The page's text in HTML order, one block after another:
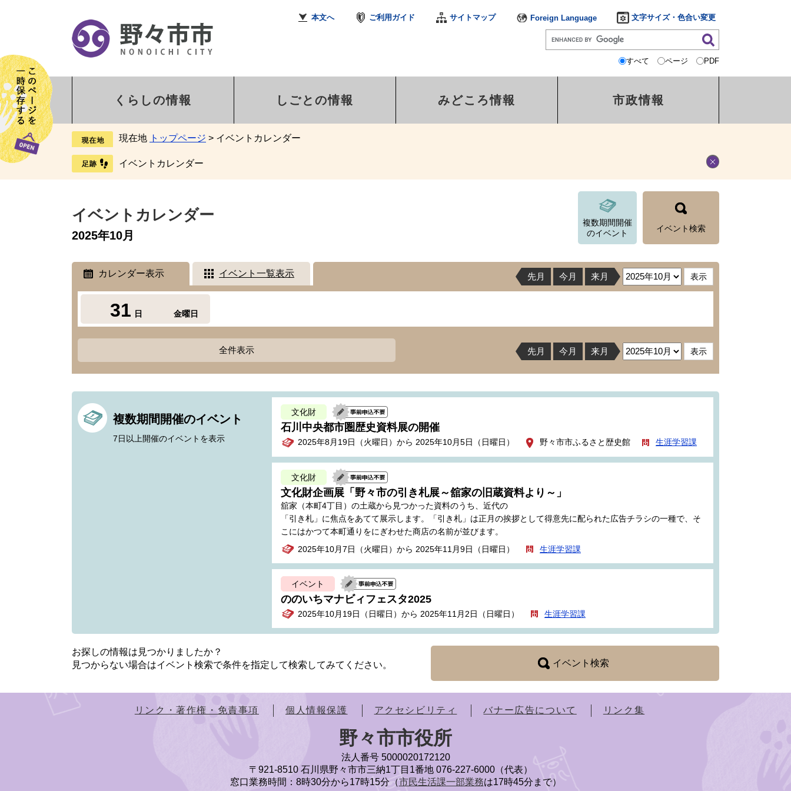
本文へ ご利用ガイド サイトマップ Foreign Language 文字サイズ・色合い変更
すべて ページ PDF
くらしの情報 しごとの情報 みどころ情報 市政情報
現在地 トップページ > イベントカレンダー
イベントカレンダー
イベントカレンダー
複数期間開催
のイベント
イベント検索
2025年10月
カレンダー表示 イベント一覧表示 先月 今月 来月
31 日 金曜日
全件表示 先月 今月 来月
複数期間開催のイベント
7日以上開催のイベントを表示
文化財
石川中央都市圏歴史資料展の開催
2025年8月19日（火曜日）から 2025年10月5日（日曜日） 野々市市ふるさと歴史館 生涯学習課
文化財
文化財企画展「野々市の引き札展～舘家の旧蔵資料より～」
舘家（本町4丁目）の土蔵から見つかった資料のうち、近代の
「引き札」に焦点をあてて展示します。「引き札」は正月の挨拶として得意先に配られた広告チラシの一種で、そ
こにはかつて本町通りをにぎわせた商店の名前が並びます。
2025年10月7日（火曜日）から 2025年11月9日（日曜日）
生涯学習課
イベント
ののいちマナビィフェスタ2025
2025年10月19日（日曜日）から 2025年11月2日（日曜日） 生涯学習課
お探しの情報は見つかりましたか？
見つからない場合はイベント検索で条件を指定して検索してみてください。
イベント検索
リンク・著作権・免責事項 個人情報保護 アクセシビリティ バナー広告について リンク集
野々市市役所
法人番号 5000020172120
〒921-8510 石川県野々市市三納1丁目1番地 076-227-6000（代表）
窓口業務時間：8時30分から17時15分（市民生活課一部業務は17時45分まで）